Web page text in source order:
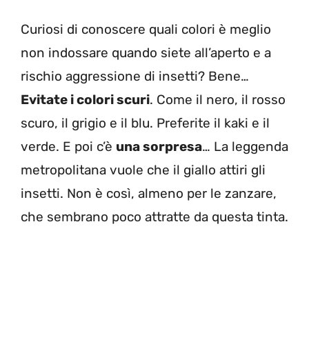
Curiosi di conoscere quali colori è meglio
non indossare quando siete all’aperto e a
rischio aggressione di insetti? Bene…
Evitate i colori scuri. Come il nero, il rosso
scuro, il grigio e il blu. Preferite il kaki e il
verde. E poi c’è una sorpresa… La leggenda
metropolitana vuole che il giallo attiri gli
insetti. Non è così, almeno per le zanzare,
che sembrano poco attratte da questa tinta.